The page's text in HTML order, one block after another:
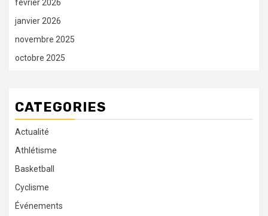
février 2026
janvier 2026
novembre 2025
octobre 2025
CATEGORIES
Actualité
Athlétisme
Basketball
Cyclisme
Événements